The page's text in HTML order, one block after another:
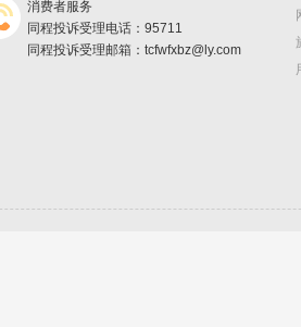
消费者服务
同程投诉受理电话：95711
同程投诉受理邮箱：tcfwfxbz@ly.com